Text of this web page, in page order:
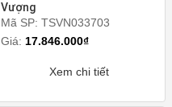
Vượng
Mã SP: TSVN033703
Giá: 17.846.000₫
Xem chi tiết